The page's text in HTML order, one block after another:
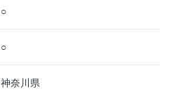
○
○
神奈川県